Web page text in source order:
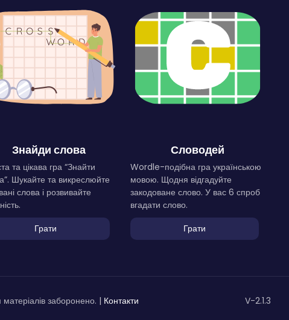
Знайди слова
та цікава гра “Знайти
Шукайте та викреслюйте
слова і розвивайте
Грати
Словодей
Wordle-подібна гра українською
мовою. Щодня відгадуйте
закодоване слово. У вас 6 спроб
вгадати слово.
Грати
заборонено. | Контакти V-2.1.3